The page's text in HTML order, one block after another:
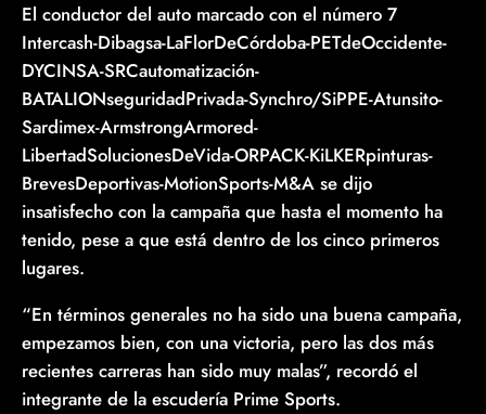
El conductor del auto marcado con el número 7
Intercash-Dibagsa-LaFlorDeCórdoba-PETdeOccidente-
DYCINSA-SRCautomatización-
BATALIONseguridadPrivada-Synchro/SiPPE-Atunsito-
Sardimex-ArmstrongArmored-
LibertadSolucionesDeVida-ORPACK-KiLKERpinturas-
BrevesDeportivas-MotionSports-M&A se dijo
insatisfecho con la campaña que hasta el momento ha
tenido, pese a que está dentro de los cinco primeros
lugares.
“En términos generales no ha sido una buena campaña,
empezamos bien, con una victoria, pero las dos más
recientes carreras han sido muy malas”, recordó el
integrante de la escudería Prime Sports.